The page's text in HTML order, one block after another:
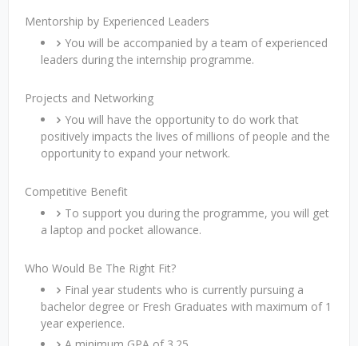
Mentorship by Experienced Leaders
You will be accompanied by a team of experienced
leaders during the internship programme.
Projects and Networking
You will have the opportunity to do work that
positively impacts the lives of millions of people and the
opportunity to expand your network.
Competitive Benefit
To support you during the programme, you will get
a laptop and pocket allowance.
Who Would Be The Right Fit?
Final year students who is currently pursuing a
bachelor degree or Fresh Graduates with maximum of 1
year experience.